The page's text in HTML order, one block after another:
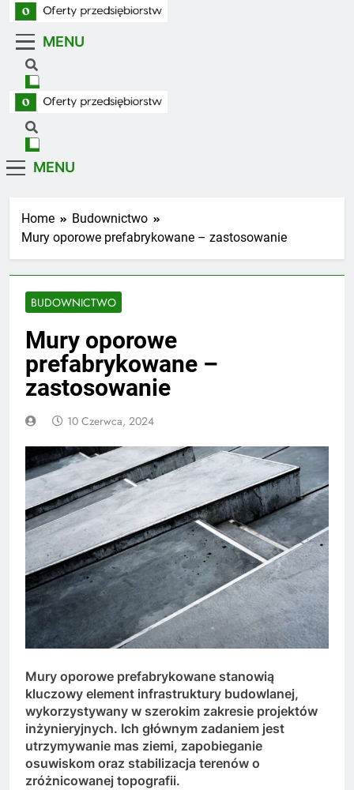
Skip
contentOferty Przedsiębiorstw
Oferty firm z branż usługowych i handlowych
MENU
Oferty Przedsiębiorstw
Oferty firm z branż usługowych i handlowych
MENU
Home
Budownictwo
Mury oporowe prefabrykowane – zastosowanie
BUDOWNICTWO
Mury oporowe
prefabrykowane –
zastosowanie
10 Czerwca, 2024
Mury oporowe prefabrykowane stanowią
kluczowy element infrastruktury budowlanej,
wykorzystywany w szerokim zakresie projektów
inżynieryjnych. Ich głównym zadaniem jest
utrzymywanie mas ziemi, zapobieganie
osuwiskom oraz stabilizacja terenów o
zróżnicowanej topografii.